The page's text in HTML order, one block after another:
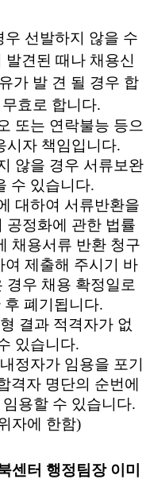
선발하지 않을 수
발견된 때나 채용신
가 발 견 될 경우 합
효로 합니다.
또는 연락불능 등으
시자 책임입니다.
않을 경우 서류보완
수 있습니다.
대하여 서류반환을
공정화에 관한 법률
채용서류 반환 청구
여 제출해 주시기 바
경우 채용 확정일로
후 폐기됩니다.
결과 적격자가 없
있습니다.
정자가 임용을 포기
격자 명단의 순번에
용할 수 있습니다.
자에 한함)
센터 행정팀장 이미